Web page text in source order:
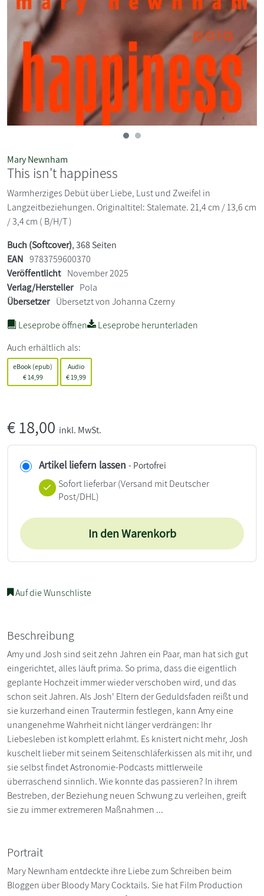
Mary Newnham
This isn't happiness
Warmherziges Debüt über Liebe, Lust und Zweifel in
Langzeitbeziehungen. Originaltitel: Stalemate. 21,4 cm / 13,6 cm
/ 3,4 cm ( B/H/T )
Buch (Softcover), 368 Seiten
EAN 9783759600370
Veröffentlicht November 2025
Verlag/Hersteller Pola
Übersetzer Übersetzt von Johanna Czerny
Leseprobe öffnen
Leseprobe herunterladen
Auch erhältlich als:
eBook (epub)
€14,99
Audio
€ 19,99
€18,00 inkl. MwSt.
Artikel liefern lassen - Portofrei
Sofort lieferbar(Versand mit Deutscher
Post/DHL)
In den Warenkorb
Auf die Wunschliste
Beschreibung
Amy und Josh sind seit zehn Jahren ein Paar, man hat sich gut
eingerichtet, alles läuft prima. So prima, dass die eigentlich
geplante Hochzeit immer wieder verschoben wird, und das
schon seit Jahren. Als Josh' Eltern der Geduldsfaden reißt und
sie kurzerhand einen Trautermin festlegen, kann Amy eine
unangenehme Wahrheit nicht länger verdrängen: Ihr
Liebesleben ist komplett erlahmt. Es knistert nicht mehr, Josh
kuschelt lieber mit seinem Seitenschläferkissen als mit ihr, und
sie selbst findet Astronomie-Podcasts mittlerweile
überraschend sinnlich. Wie konnte das passieren? In ihrem
Bestreben, der Beziehung neuen Schwung zu verleihen, greift
sie zu immer extremeren Maßnahmen ...
Portrait
Mary Newnham entdeckte ihre Liebe zum Schreiben beim
Bloggen über Bloody Mary Cocktails. Sie hat Film Production